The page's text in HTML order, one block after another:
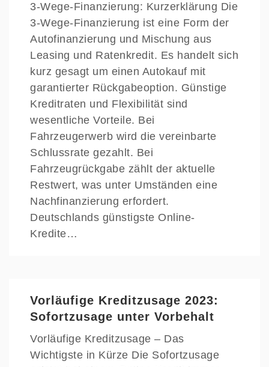
3-Wege-Finanzierung: Kurzerklärung Die
3-Wege-Finanzierung ist eine Form der
Autofinanzierung und Mischung aus
Leasing und Ratenkredit. Es handelt sich
kurz gesagt um einen Autokauf mit
garantierter Rückgabeoption. Günstige
Kreditraten und Flexibilität sind
wesentliche Vorteile. Bei
Fahrzeugerwerb wird die vereinbarte
Schlussrate gezahlt. Bei
Fahrzeugrückgabe zählt der aktuelle
Restwert, was unter Umständen eine
Nachfinanzierung erfordert.
Deutschlands günstigste Online-
Kredite…
Vorläufige Kreditzusage 2023:
Sofortzusage unter Vorbehalt
Vorläufige Kreditzusage – Das
Wichtigste in Kürze Die Sofortzusage